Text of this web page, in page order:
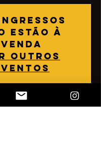
estão à
venda
outros
e local